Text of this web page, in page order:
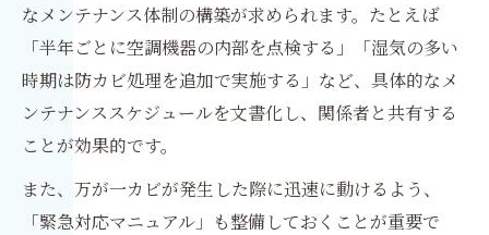
なメンテナンス体制の構築が求められます。たとえば
「半年ごとに空調機器の内部を点検する」「湿気の多い
時期は防カビ処理を追加で実施する」など、具体的なメ
ンテナンススケジュールを文書化し、関係者と共有する
ことが効果的です。
また、万が一カビが発生した際に迅速に動けるよう、
「緊急対応マニュアル」も整備しておくことが重要で